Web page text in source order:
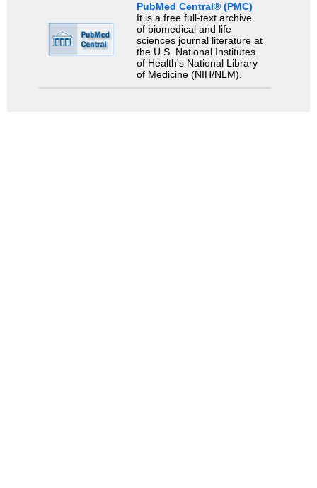
PubMed Central® (PMC)
It is a free full-text archive
of biomedical and life
sciences journal literature at
the U.S. National Institutes
of Health's National Library
of Medicine (NIH/NLM).